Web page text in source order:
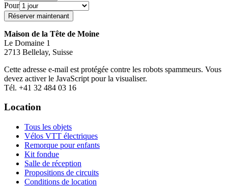
Pour
Maison de la Tête de Moine
Le Domaine 1
2713 Bellelay, Suisse
Cette adresse e-mail est protégée contre les robots spammeurs. Vous
devez activer le JavaScript pour la visualiser.
Tél. +41 32 484 03 16
Location
Tous les objets
Vélos VTT électriques
Remorque pour enfants
Kit fondue
Salle de réception
Propositions de circuits
Conditions de location